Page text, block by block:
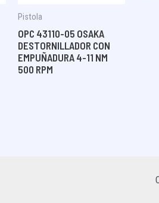
Pistola
OPC 43110-05 OSAKA
DESTORNILLADOR CON
EMPUÑADURA 4-11 NM
500 RPM